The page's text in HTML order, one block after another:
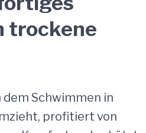
trockene
Schwimmen in
profitiert von